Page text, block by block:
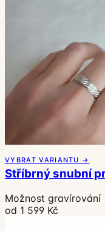
VYBRAT VARIANTU →
Stříbrný snubní
Možnost gravírování
od 1 599 Kč